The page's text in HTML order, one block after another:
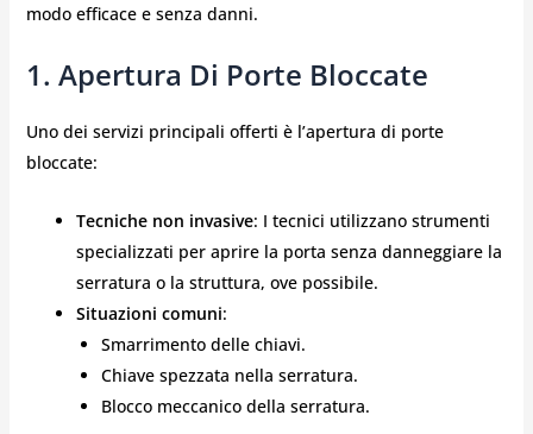
modo efficace e senza danni.
1. Apertura Di Porte Bloccate
Uno dei servizi principali offerti è l’apertura di porte
bloccate:
Tecniche non invasive: I tecnici utilizzano strumenti
specializzati per aprire la porta senza danneggiare la
serratura o la struttura, ove possibile.
Situazioni comuni:
Smarrimento delle chiavi.
Chiave spezzata nella serratura.
Blocco meccanico della serratura.